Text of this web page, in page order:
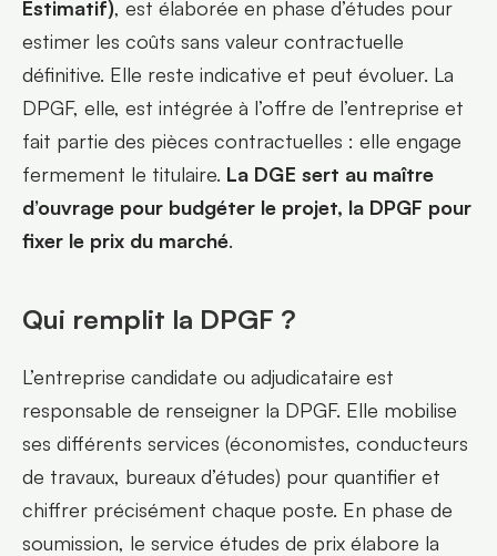
Estimatif), est élaborée en phase d’études pour
estimer les coûts sans valeur contractuelle
définitive. Elle reste indicative et peut évoluer. La
DPGF, elle, est intégrée à l’offre de l’entreprise et
fait partie des pièces contractuelles : elle engage
fermement le titulaire. La DGE sert au maître
d’ouvrage pour budgéter le projet, la DPGF pour
fixer le prix du marché.
Qui remplit la DPGF ?
L’entreprise candidate ou adjudicataire est
responsable de renseigner la DPGF. Elle mobilise
ses différents services (économistes, conducteurs
de travaux, bureaux d’études) pour quantifier et
chiffrer précisément chaque poste. En phase de
soumission, le service études de prix élabore la